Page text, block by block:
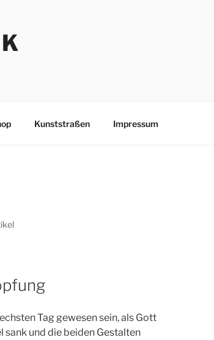
Kunststraßen Impressum
Tag gewesen sein, als Gott
sank und die beiden Gestalten